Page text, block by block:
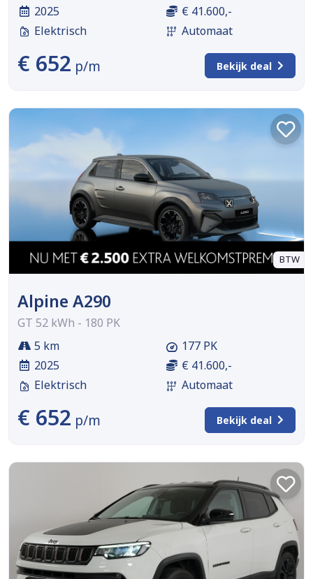
2025
Elektrisch
€ 41.600,-
Automaat
€ 652 p/m Bekijk deal
BTW
Alpine A290
GT 52 kWh - 180 PK
5 km
2025
Elektrisch
177 PK
€ 41.600,-
Automaat
€ 652 p/m Bekijk deal